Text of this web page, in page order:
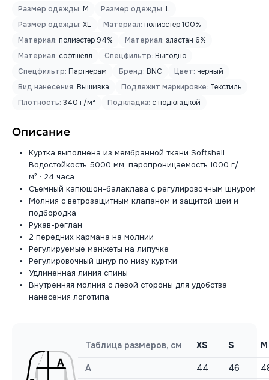
Размер одежды: M Размер одежды: L
Размер одежды: XL Материал: полиэстер 100%
Материал: полиэстер 94% Материал: эластан 6%
Материал: софтшелл Спецфильтр: Выгодно
Спецфильтр: Партнерам Бренд: BNC Цвет: черный
Вид нанесения: Вышивка Подлежит маркировке: Текстиль
Плотность: 340 г/м² Подкладка: с подкладкой
Описание
Куртка выполнена из мембранной ткани Softshell.
Водостойкость 5000 мм, паропроницаемость 1000 г/
м² · 24 часа
Съемный капюшон-балаклава с регулировочным шнуром
Молния с ветрозащитным клапаном и защитой шеи и
подбородка
Рукав-реглан
2 передних кармана на молнии
Регулируемые манжеты на липучке
Регулировочный шнур по низу куртки
Удлиненная линия спины
Внутренняя молния с левой стороны для удобства
нанесения логотипа
Таблица размеров, см XS S M
A 44 46